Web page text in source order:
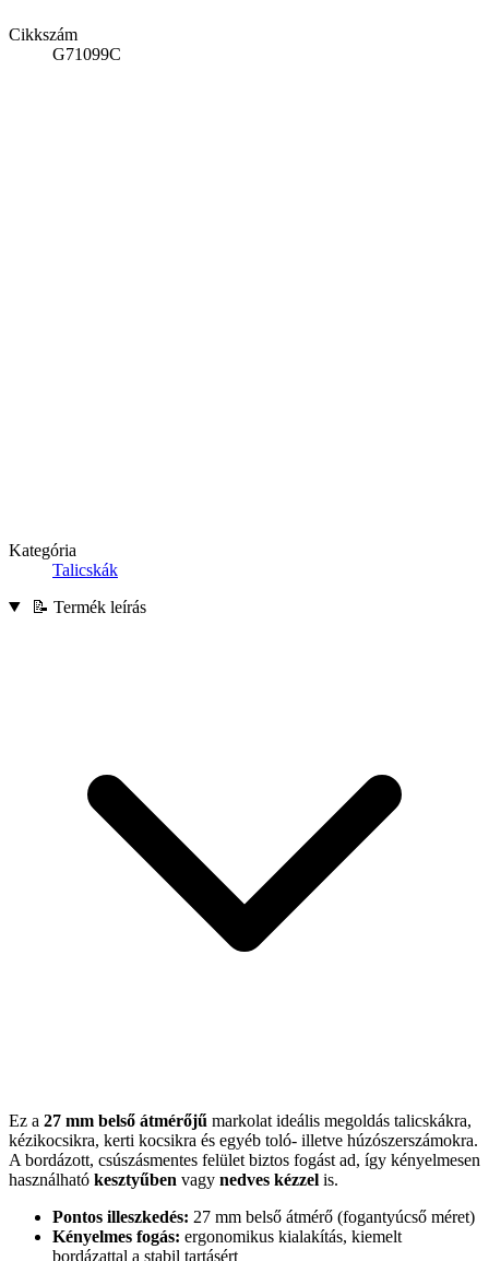
Cikkszám
G71099C
Kategória
Talicskák
📝 Termék leírás
Ez a 27 mm belső átmérőjű markolat ideális megoldás talicskákra,
kézikocsikra, kerti kocsikra és egyéb toló- illetve húzószerszámokra.
A bordázott, csúszásmentes felület biztos fogást ad, így kényelmesen
használható kesztyűben vagy nedves kézzel is.
Pontos illeszkedés: 27 mm belső átmérő (fogantyúcső méret)
Kényelmes fogás: ergonomikus kialakítás, kiemelt
bordázattal a stabil tartásért